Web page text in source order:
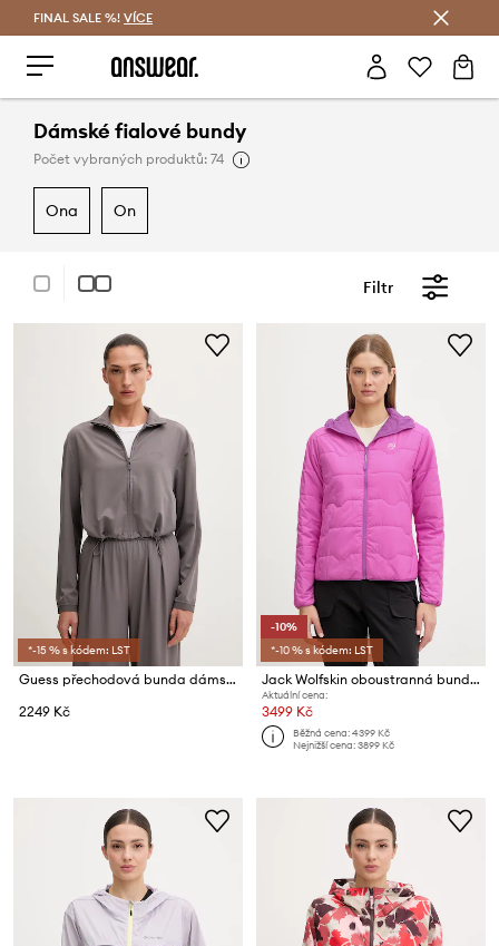
FINAL SALE %! VÍCE
Dámské fialové bundy
Počet vybraných produktů: 74
ona on
Filtr
*-15 % s kódem: LST
Guess přechodová bunda dámská SELENE
2249 Kč
-10%
*-10 % s kódem: LST
Jack Wolfskin oboustranná bunda dámská Trail Light Ins 2in1
Aktuální cena:
3499 Kč
Běžná cena:4399 Kč
Nejnižší cena:3899 Kč